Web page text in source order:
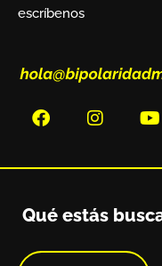
escríbenos
Qué estás